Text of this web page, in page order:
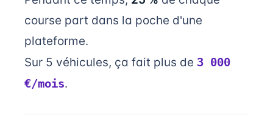
course part dans la poche d'une
plateforme.
Sur 5 véhicules, ça fait plus de 3 000
€/mois.